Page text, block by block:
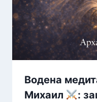
Водена
Михаил
: